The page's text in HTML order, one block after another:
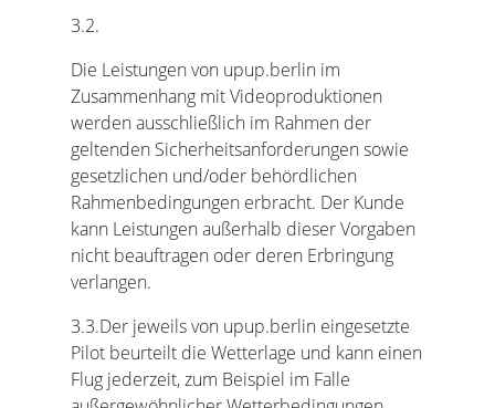
3.2.
Die Leistungen von upup.berlin im
Zusammenhang mit Videoproduktionen
werden ausschließlich im Rahmen der
geltenden Sicherheitsanforderungen sowie
gesetzlichen und/oder behördlichen
Rahmenbedingungen erbracht. Der Kunde
kann Leistungen außerhalb dieser Vorgaben
nicht beauftragen oder deren Erbringung
verlangen.
3.3.Der jeweils von upup.berlin eingesetzte
Pilot beurteilt die Wetterlage und kann einen
Flug jederzeit, zum Beispiel im Falle